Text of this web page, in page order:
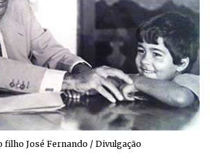
filho José Fernando / Divulgação